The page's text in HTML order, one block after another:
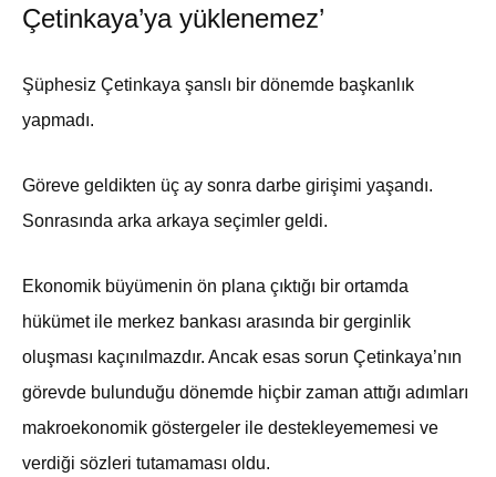
Çetinkaya’ya yüklenemez’
Şüphesiz Çetinkaya şanslı bir dönemde başkanlık
yapmadı.
Göreve geldikten üç ay sonra darbe girişimi yaşandı.
Sonrasında arka arkaya seçimler geldi.
Ekonomik büyümenin ön plana çıktığı bir ortamda
hükümet ile merkez bankası arasında bir gerginlik
oluşması kaçınılmazdır. Ancak esas sorun Çetinkaya’nın
görevde bulunduğu dönemde hiçbir zaman attığı adımları
makroekonomik göstergeler ile destekleyememesi ve
verdiği sözleri tutamaması oldu.